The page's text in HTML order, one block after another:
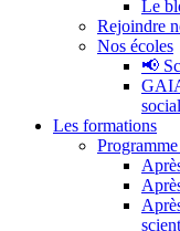
Le
Rejoindre
Nos écoles
📢
Les formations